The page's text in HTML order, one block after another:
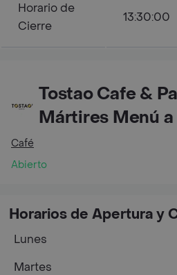
Horario de
Cierre
13:30:00
Tostao Cafe &
Mártires Menú
Café
Abierto
Horarios de Apertura y
Lunes
Martes